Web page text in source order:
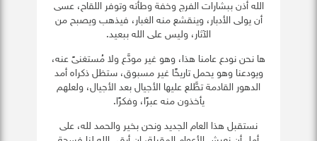
الله أذن ببشارات الفرج وخفة وطأته وتوفر اللقاح، عسى
أن يولى الأدبار، وينقشع منه الغبار، فيذهب ويصبح من
الآثار، وليس على الله ببعيد.
ها نحن نودع عامنا هذا، وهو غير مودَّع ولا مُستغنىً عنه،
ويودعنا وهو يحمل تاريخًا غير مسبوق، ستظل ذكراه أمد
الدهور القادمة تطَّلع عليها الأجيال بعد الأجيال، ولعلهم
يأخذون منه عبرًا، وفكرًا.
نستقبل هذا العام الجديد ونحن بخير والحمد لله، على